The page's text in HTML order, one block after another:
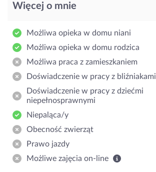
Więcej o mnie
Możliwa opieka w domu niani
Możliwa opieka w domu rodzica
Możliwa praca z zamieszkaniem
Doświadczenie w pracy z bliźniakami
Doświadczenie w pracy z dziećmi
niepełnosprawnymi
Niepaląca/y
Obecność zwierząt
Prawo jazdy
Możliwe zajęcia on-line